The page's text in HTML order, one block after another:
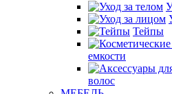
Тейпы
емкости
волос